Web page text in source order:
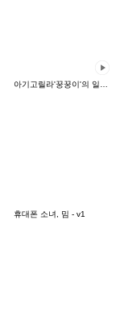
휴대폰 소녀, 밈 - v1